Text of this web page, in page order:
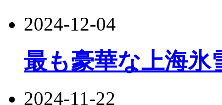
2024-12-04
最も豪華な上海氷
2024-11-22